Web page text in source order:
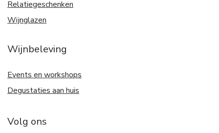
Relatiegeschenken
Wijnglazen
Wijnbeleving
Events en workshops
Degustaties aan huis
Volg ons